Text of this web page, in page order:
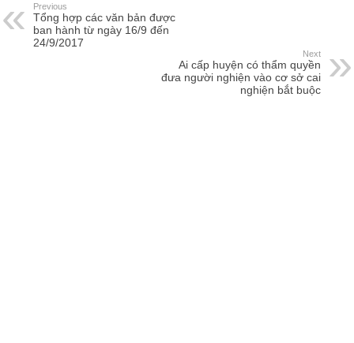
Previous
Tổng hợp các văn bản được
ban hành từ ngày 16/9 đến
24/9/2017
Next
Ai cấp huyện có thẩm quyền
đưa người nghiện vào cơ sở cai
nghiện bắt buộc